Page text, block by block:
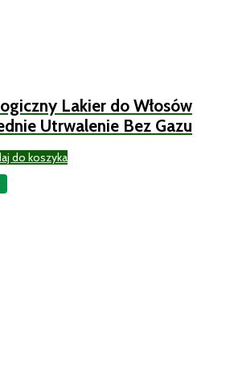
Lakier do Włosów
Utrwalenie Bez Gazu
do koszyka